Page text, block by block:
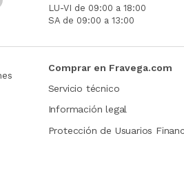
LU-VI de 09:00 a 18:00
SA de 09:00 a 13:00
Comprar en Fravega.com
Servicio técnico
Información legal
Protección de Usuarios